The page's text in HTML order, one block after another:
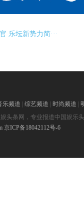
乐坛新势力简···
乐频道 综艺频道 时尚频道
头条网，专业报道中国娱乐
京ICP备18042112号-6